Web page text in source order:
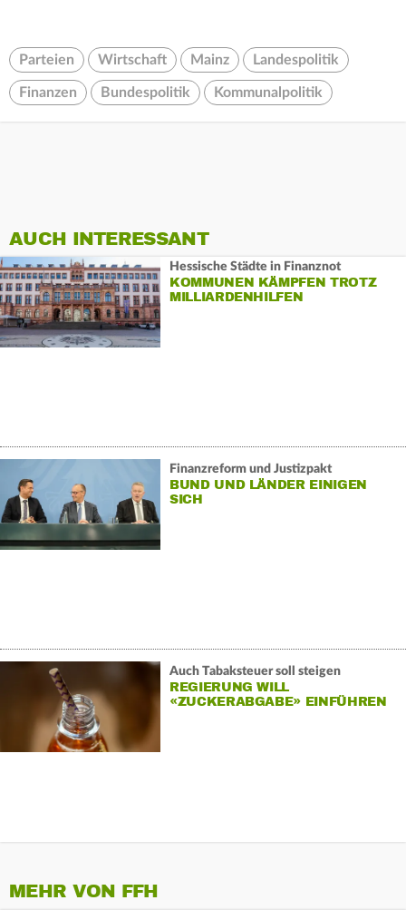
Parteien Wirtschaft Mainz Landespolitik
Finanzen Bundespolitik Kommunalpolitik
AUCH INTERESSANT
Hessische Städte in Finanznot
KOMMUNEN KÄMPFEN TROTZ
MILLIARDENHILFEN
Finanzreform und Justizpakt
BUND UND LÄNDER EINIGEN
SICH
Auch Tabaksteuer soll steigen
REGIERUNG WILL
«ZUCKERABGABE» EINFÜHREN
MEHR VON FFH